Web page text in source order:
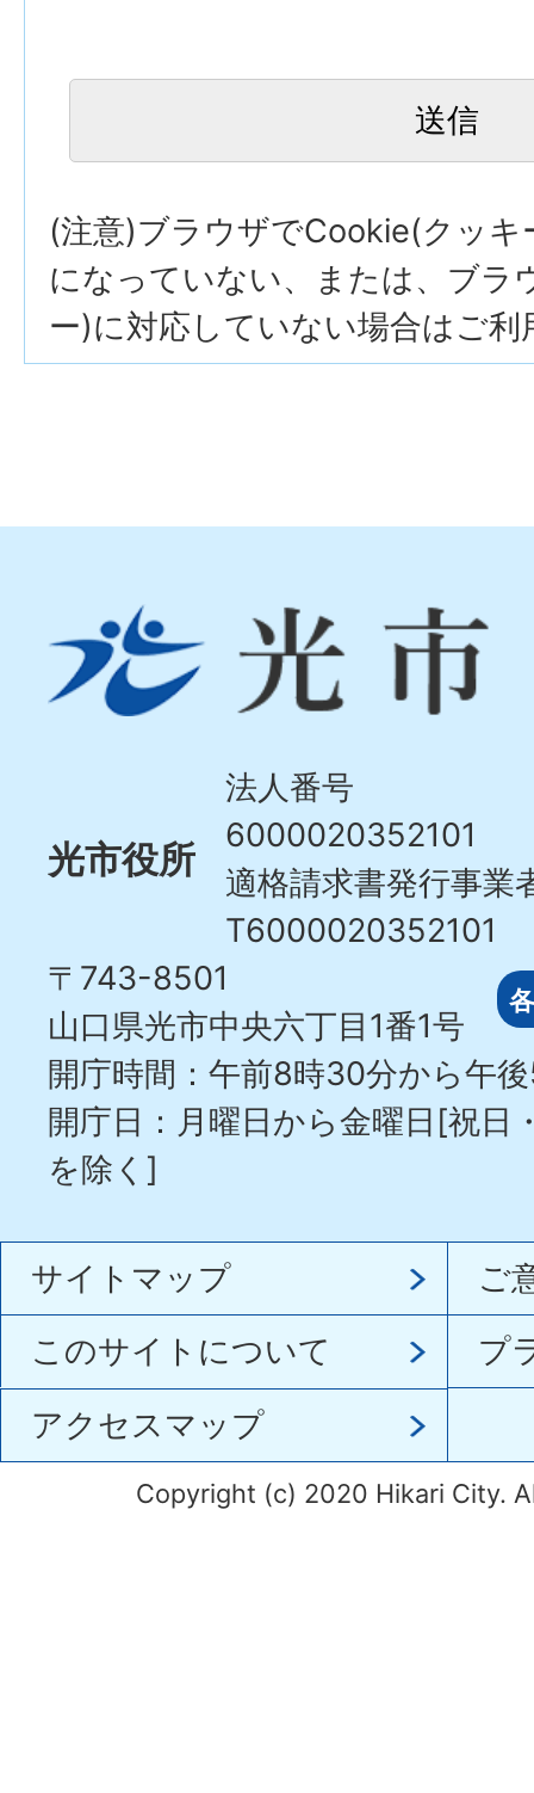
(注意)ブラウザでCookie(クッキ
になっていない、または、ブラ
ー)に対応していない場合はご利
市
Hikari
光市役所
法人番号
6000020352101
適格請求書発行事業
T6000020352101
〒743-8501
山口県光市中央六丁目1番1号
開庁時間：午前8時30分から午
開庁日：月曜日から金曜日[祝日
を除く]
サイトマップ
ご
このサイトについて
プ
アクセスマップ
Copyright (c) 2020 Hikari City.